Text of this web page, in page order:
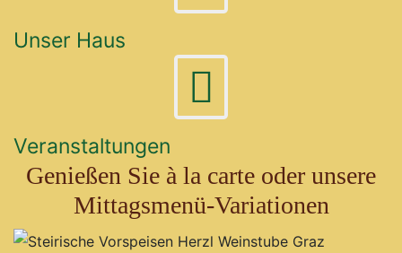
Unser Haus
Veranstaltungen
Genießen Sie à la carte oder unsere
Mittagsmenü-Variationen